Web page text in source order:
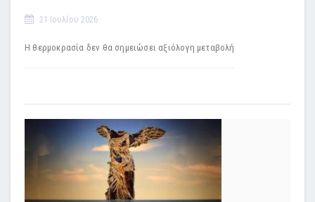
21 Ιουλίου 2026
Η θερμοκρασία δεν θα σημειώσει αξιόλογη μεταβολή